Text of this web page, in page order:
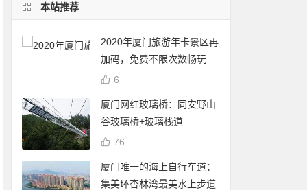
本站推荐
2020年厦门旅游年卡景区再
加码，免费不限次数畅玩24
个景点
6
厦门网红玻璃桥：同安野山
谷玻璃桥+玻璃栈道
76
厦门唯一的海上自行车道：
集美环杏林湾最美水上步道